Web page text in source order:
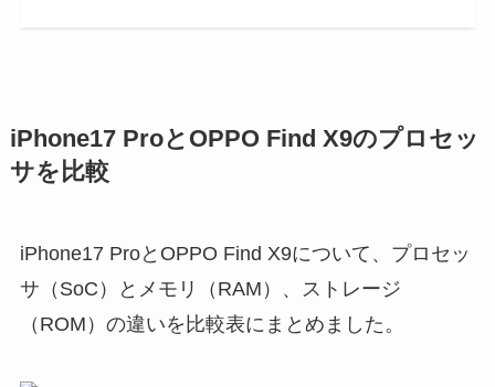
iPhone17 ProとOPPO Find X9のプロセッ
サを比較
iPhone17 ProとOPPO Find X9について、プロセッ
サ（SoC）とメモリ（RAM）、ストレージ
（ROM）の違いを比較表にまとめました。